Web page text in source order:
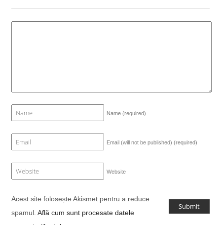
Name (required)
Email (will not be published) (required)
Website
Acest site folosește Akismet pentru a reduce
spamul. Află cum sunt procesate datele